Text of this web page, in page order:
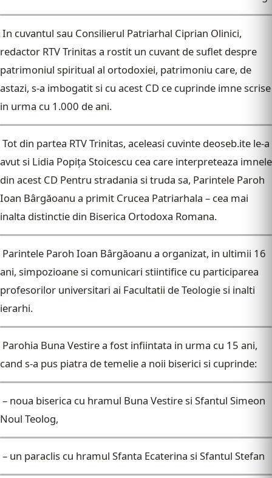
In cuvantul sau Consilierul Patriarhal Ciprian Olinici,
redactor RTV Trinitas a rostit un cuvant de suflet despre
patrimoniul spiritual al ortodoxiei, patrimoniu care, de
astazi, s-a imbogatit si cu acest CD ce cuprinde imne scrise
in urma cu 1.000 de ani.
Tot din partea RTV Trinitas, aceleasi cuvinte deoseb.ite le-a
avut si Lidia Popița Stoicescu cea care interpreteaza imnele
din acest CD Pentru stradania si truda sa, Parintele Paroh
Ioan Bârgăoanu a primit Crucea Patriarhala – cea mai
inalta distinctie din Biserica Ortodoxa Romana.
Parintele Paroh Ioan Bârgăoanu a organizat, in ultimii 16
ani, simpozioane si comunicari stiintifice cu participarea
profesorilor universitari ai Facultatii de Teologie si inalti
ierarhi.
Parohia Buna Vestire a fost infiintata in urma cu 15 ani,
cand s-a pus piatra de temelie a noii biserici si cuprinde:
– noua biserica cu hramul Buna Vestire si Sfantul Simeon
Noul Teolog,
– un paraclis cu hramul Sfanta Ecaterina si Sfantul Stefan